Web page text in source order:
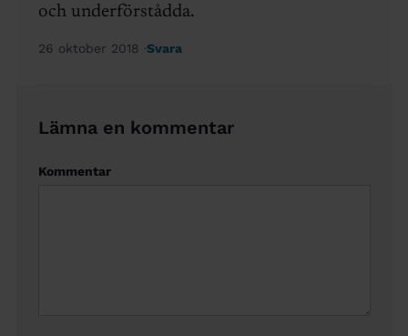
och underförstådda.
26 oktober 2018 Svara
Lämna en kommentar
Kommentar